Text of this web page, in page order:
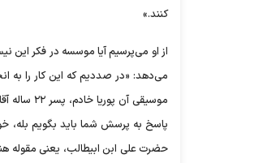
کنند.»
از او می‌پرسیم آیا موسسه در فکر این
می‌دهد: «در صددیم که این کار را به
موسیقی
پاسخ به پرسش شما باید بگویم بله،
حضرت علی ابن ابیطالب، یعنی مقوله